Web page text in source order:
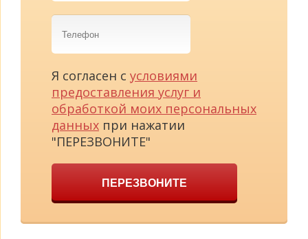
Телефон
Я согласен с условиями
предоставления услуг и
обработкой моих персональных
данных при нажатии
"ПЕРЕЗВОНИТЕ"
ПЕРЕЗВОНИТЕ